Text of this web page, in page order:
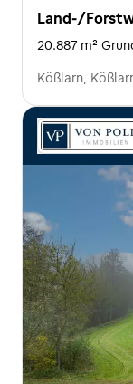
Land-/
20.887 m²
Kößlarn,